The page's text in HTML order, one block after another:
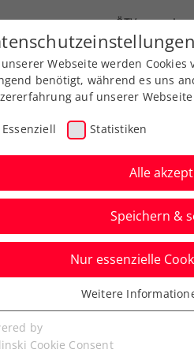
ÖTV
Ausbildungen Services
Thiem bei
Webseite werden
benötigt, während es uns
auf unserer
Essenziell Statistiken
Alle
Speichern &
Nur essenzielle
Cookies werden für
benötigt. Dadurch ist
Weitere
by
Cookie Consent